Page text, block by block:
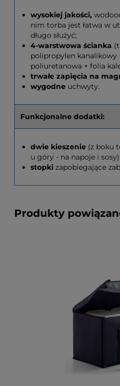
wysokiej jakości,
nim torba jest łatwa w
długo służyć;
4-warstwowa ścianka
polipropylen kanalikowy
poliuretanowa + folia
trwałe zapięcia na
wygodne uchwyty.
Funkcjonalne dodatki:
dwie kieszenie (z boku
u góry - na napoje i sosy);
stopki zapobiegające
Produkty